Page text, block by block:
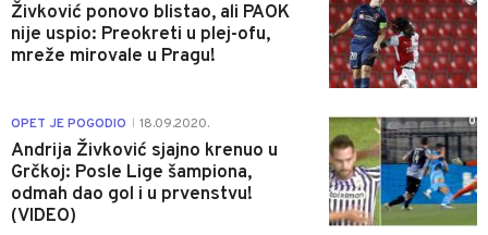
Živković ponovo blistao, ali PAOK
nije uspio: Preokreti u plej-ofu,
mreže mirovale u Pragu!
OPET JE POGODIO 18.09.2020.
Andrija Živković sjajno krenuo u
Grčkoj: Posle Lige šampiona,
odmah dao gol i u prvenstvu!
(VIDEO)
0